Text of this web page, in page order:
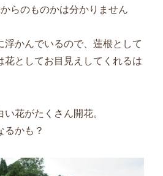
らのものかは分かりません
浮かんでいるので、蓮根として
花としてお目見えしてくれるは
い花がたくさん開花。
るかも？